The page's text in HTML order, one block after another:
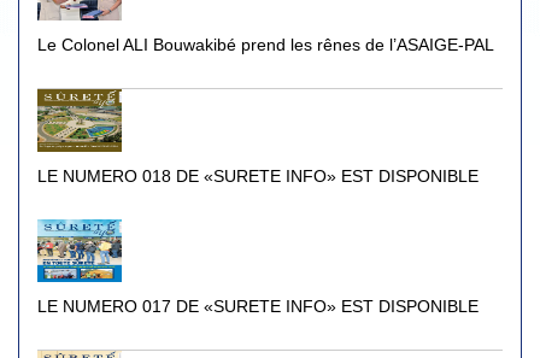
Le Colonel ALI Bouwakibé prend les rênes de l’ASAIGE-PAL
LE NUMERO 018 DE «SURETE INFO» EST DISPONIBLE
LE NUMERO 017 DE «SURETE INFO» EST DISPONIBLE